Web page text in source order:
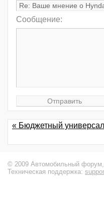
Сообщение:
« Бюджетный
© 2009 Автомобильный форум,
Техническая поддержка: